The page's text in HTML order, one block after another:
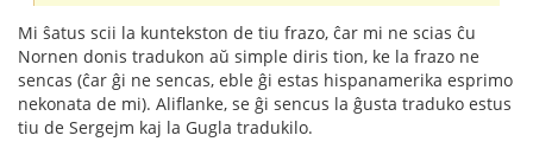
Mi ŝatus scii la kuntekston de tiu frazo, ĉar mi ne scias ĉu
Nornen donis tradukon aŭ simple diris tion, ke la frazo ne
sencas (ĉar ĝi ne sencas, eble ĝi estas hispanamerika esprimo
nekonata de mi). Aliflanke, se ĝi sencus la ĝusta traduko estus
tiu de Sergejm kaj la Gugla tradukilo.